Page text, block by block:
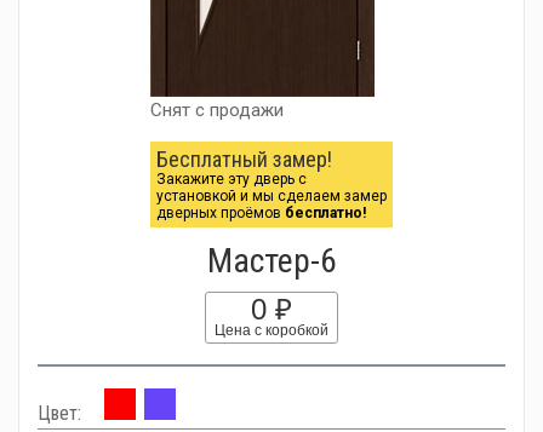
Снят с продажи
Бесплатный замер!
Закажите эту дверь с
установкой и мы сделаем замер
дверных проёмов бесплатно!
Мастер-6
0 ₽
Цена с коробкой
Цвет: